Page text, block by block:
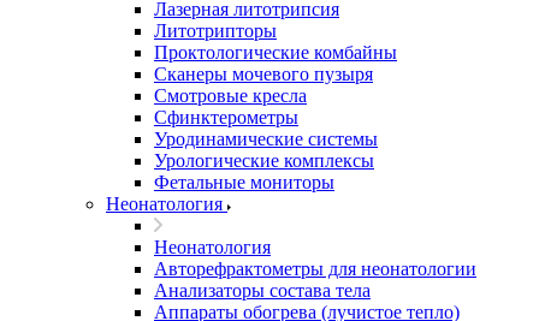
Лазерная литотрипсия
Литотрипторы
Проктологические комбайны
Сканеры мочевого пузыря
Смотровые кресла
Сфинктерометры
Уродинамические системы
Урологические комплексы
Фетальные мониторы
Неонатология
Неонатология
Авторефрактометры для неонатологии
Анализаторы состава тела
Аппараты обогрева (лучистое тепло)